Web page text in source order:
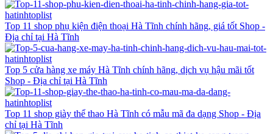
Top 11 shop phụ kiện điện thoại Hà Tĩnh chính hãng, giá tốt Shop -
Địa chỉ tại Hà Tĩnh
Top 5 cửa hàng xe máy Hà Tĩnh chính hãng, dịch vụ hậu mãi tốt
Shop - Địa chỉ tại Hà Tĩnh
Top 11 shop giày thể thao Hà Tĩnh có mẫu mã đa dạng Shop - Địa
chỉ tại Hà Tĩnh